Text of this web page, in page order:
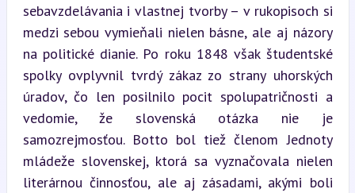
sebavzdelávania i vlastnej tvorby – v rukopisoch si
medzi sebou vymieňali nielen básne, ale aj názory
na politické dianie. Po roku 1848 však študentské
spolky ovplyvnil tvrdý zákaz zo strany uhorských
úradov, čo len posilnilo pocit spolupatričnosti a
vedomie, že slovenská otázka nie je
samozrejmosťou. Botto bol tiež členom Jednoty
mládeže slovenskej, ktorá sa vyznačovala nielen
literárnou činnosťou, ale aj zásadami, akými boli